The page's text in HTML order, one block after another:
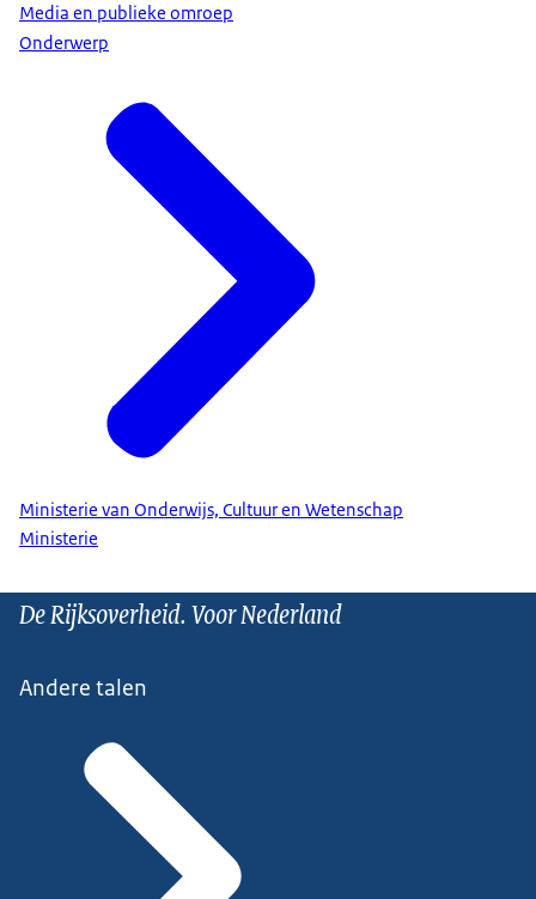
Media en publieke omroep
Onderwerp
Ministerie van Onderwijs, Cultuur en Wetenschap
Ministerie
De Rijksoverheid. Voor Nederland
Andere talen